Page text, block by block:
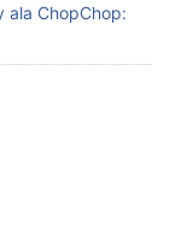
ala ChopChop: